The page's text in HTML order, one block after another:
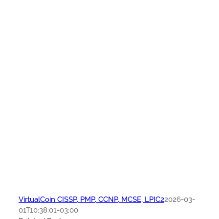
VirtualCoin CISSP, PMP, CCNP, MCSE, LPIC22026-03-
01T10:38:01-03:00